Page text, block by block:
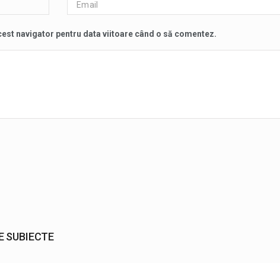
navigator pentru data viitoare când o să comentez.
SUBIECTE